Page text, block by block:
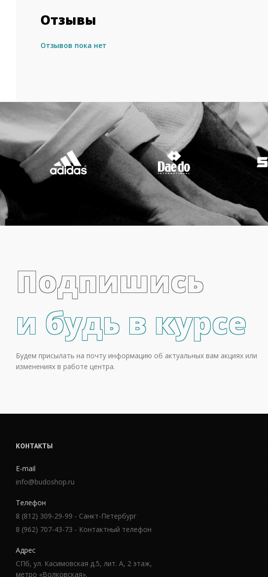
Отзывы
Отзывов пока нет
Подпишись
и будь в курсе
Будем присылать на почту информацию об актуальных вам акциях или
изменениях в работе центра.
КОНТАКТЫ
E-mail
info@budoshop.ru
Телефон
8 (812) 309-29-99 - Санкт-Петербург
8 (962) 707-43-73 - Контактный телефон
Адрес
СПб, ул. Касимовская д.5, лит. А, 2 этаж,
метро «Волковская».